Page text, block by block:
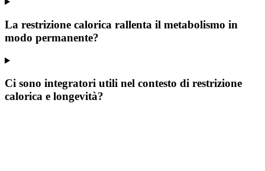
La restrizione calorica rallenta il metabolismo in
modo permanente?
Ci sono integratori utili nel contesto di restrizione
calorica e longevità?